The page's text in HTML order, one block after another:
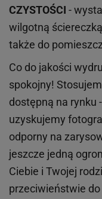
CZYSTOŚCI -
wilgotną
także do
Co do jakości
spokojny!
dostępną na rynku
uzyskujemy
odporny na
jeszcze jedną
Ciebie i Twojej
przeciwieństwie